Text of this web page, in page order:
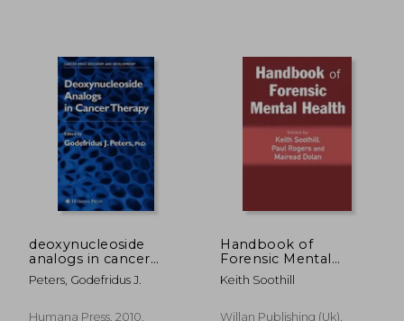
50% 50%
deoxynucleoside
analogs in cancer
therapy (en Inglés)
Peters, Godefridus J.
Humana Press, 2010,
Handbook of
Forensic Mental
Health (en Inglés)
Keith Soothill
Willan Publishing (Uk),